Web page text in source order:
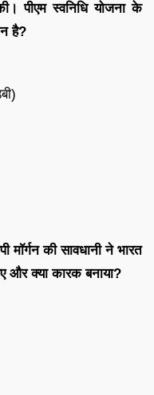
पीएम स्वनिधि योजना के
है?
की सावधानी ने भारत
और क्या कारक बनाया?